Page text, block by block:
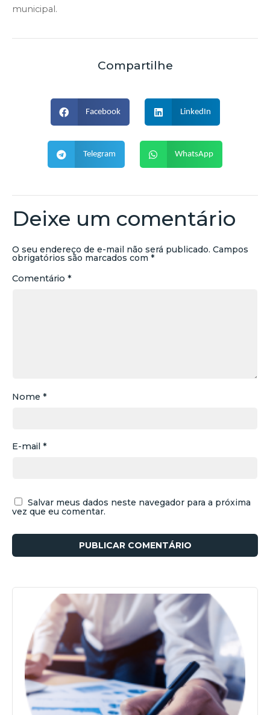
municipal.
Compartilhe
Facebook LinkedIn
Telegram WhatsApp
Deixe um comentário
O seu endereço de e-mail não será publicado. Campos
obrigatórios são marcados com *
Comentário *
Nome *
E-mail *
Salvar meus dados neste navegador para a próxima
vez que eu comentar.